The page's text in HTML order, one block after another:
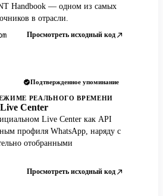
Handbook — одном из самых
в отрасли.
Просмотреть исходный код
Подтвержденное упоминание
РЕАЛЬНОГО ВРЕМЕНИ
Center
Live Center как API
профиля WhatsApp, наряду с
отобранными
Просмотреть исходный код